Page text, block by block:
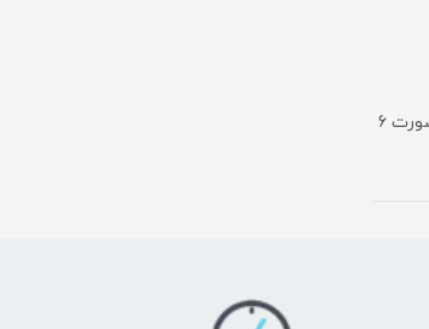
معرفی کارت گرافیک AMD RADEON XFX 580 فروش اقساطی کارت گرافیک xfx به صورت 6